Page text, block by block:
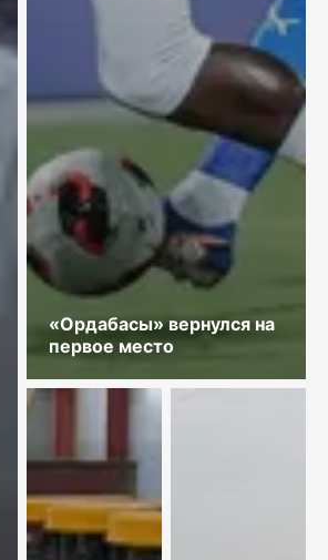
«Ордабасы» вернулся на
первое место